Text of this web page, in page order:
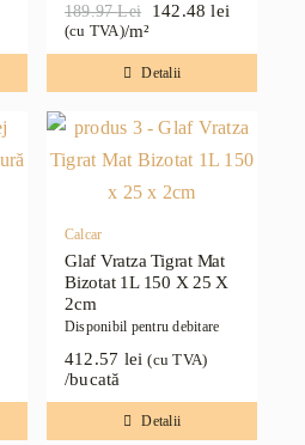
189.97Lei
Prețul
inițial
fost:
189.97 lei.
142.48lei
Prețul
curent
142.48 lei.
(cu TVA)/m²
Detalii
Calcar
Glaf Vratza Tigrat Mat
Bizotat 1L 150 X 25 X
2cm
Disponibil pentru debitare
412.57 lei (cu TVA)
/bucată
Detalii